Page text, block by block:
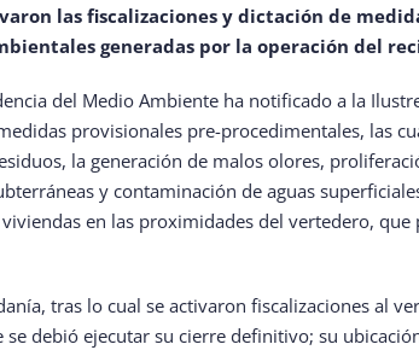
las fiscalizaciones y dictación de
generadas por la operación del
del Medio Ambiente ha notificado a la
provisionales pre-procedimentales, las
la generación de malos olores,
y contaminación de aguas
en las proximidades del vertedero,
tras lo cual se activaron fiscalizaciones al
debió ejecutar su cierre definitivo; su